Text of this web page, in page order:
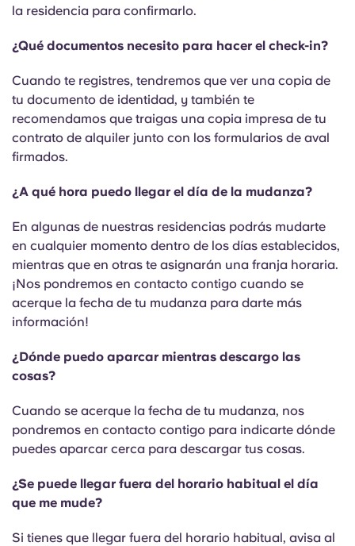
la residencia para confirmarlo.
¿Qué documentos necesito para hacer el check-in?
Cuando te registres, tendremos que ver una copia de
tu documento de identidad, y también te
recomendamos que traigas una copia impresa de tu
contrato de alquiler junto con los formularios de aval
firmados.
¿A qué hora puedo llegar el día de la mudanza?
En algunas de nuestras residencias podrás mudarte
en cualquier momento dentro de los días establecidos,
mientras que en otras te asignarán una franja horaria.
¡Nos pondremos en contacto contigo cuando se
acerque la fecha de tu mudanza para darte más
información!
¿Dónde puedo aparcar mientras descargo las
cosas?
Cuando se acerque la fecha de tu mudanza, nos
pondremos en contacto contigo para indicarte dónde
puedes aparcar cerca para descargar tus cosas.
¿Se puede llegar fuera del horario habitual el día
que me mude?
Si tienes que llegar fuera del horario habitual, avisa al